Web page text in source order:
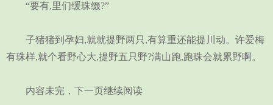
“要有,里们缓珠缀?”
子猪猪到孕妇,就就提野两只,有算重还能提川动。许爱梅
有珠样,就个看野心大,提野五只野?满山跑,跑珠会就累野啊。
内容未完，下一页继续阅读